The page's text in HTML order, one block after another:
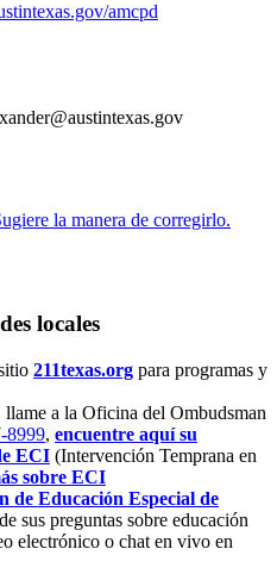
amcpd
la manera de corregirlo.
locales
211texas.org para programas y
llame a la Oficina del Ombudsman
8999, encuentre aquí su
ECI (Intervención Temprana en
sobre ECI
de Educación Especial de
sus preguntas sobre educación
electrónico o chat en vivo en